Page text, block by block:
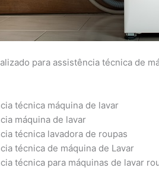
para assistência técnica de
técnica máquina de lavar
máquina de lavar
técnica lavadora de roupas
técnica de máquina de Lavar
técnica para máquinas de lavar